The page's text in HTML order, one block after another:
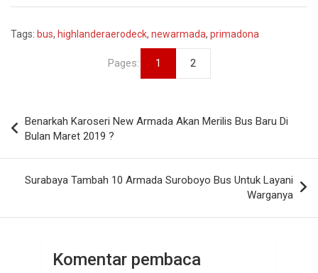
Tags: bus, highlanderaerodeck, newarmada, primadona
Pages: 1 2
pos
Benarkah Karoseri New Armada Akan Merilis Bus Baru Di
Bulan Maret 2019 ?
Surabaya Tambah 10 Armada Suroboyo Bus Untuk Layani
Warganya
Komentar pembaca